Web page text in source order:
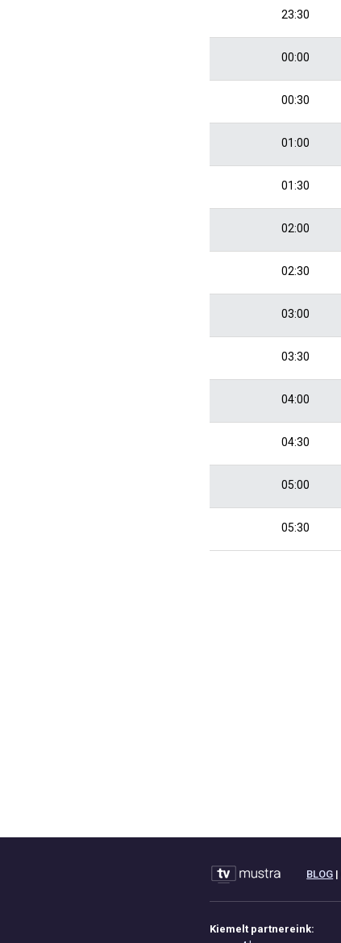
23:30
00:00
00:30
01:00
01:30
02:00
02:30
03:00
03:30
04:00
04:30
05:00
05:30
BLOG |
Kiemelt partnereink: